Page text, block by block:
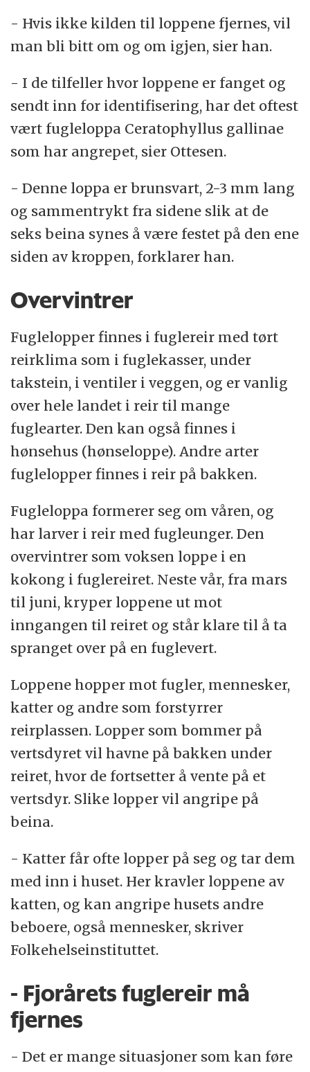
- Hvis ikke kilden til loppene fjernes, vil
man bli bitt om og om igjen, sier han.
- I de tilfeller hvor loppene er fanget og
sendt inn for identifisering, har det oftest
vært fugleloppa Ceratophyllus gallinae
som har angrepet, sier Ottesen.
- Denne loppa er brunsvart, 2-3 mm lang
og sammentrykt fra sidene slik at de
seks beina synes å være festet på den ene
siden av kroppen, forklarer han.
Overvintrer
Fuglelopper finnes i fuglereir med tørt
reirklima som i fuglekasser, under
takstein, i ventiler i veggen, og er vanlig
over hele landet i reir til mange
fuglearter. Den kan også finnes i
hønsehus (hønseloppe). Andre arter
fuglelopper finnes i reir på bakken.
Fugleloppa formerer seg om våren, og
har larver i reir med fugleunger. Den
overvintrer som voksen loppe i en
kokong i fuglereiret. Neste vår, fra mars
til juni, kryper loppene ut mot
inngangen til reiret og står klare til å ta
spranget over på en fuglevert.
Loppene hopper mot fugler, mennesker,
katter og andre som forstyrrer
reirplassen. Lopper som bommer på
vertsdyret vil havne på bakken under
reiret, hvor de fortsetter å vente på et
vertsdyr. Slike lopper vil angripe på
beina.
- Katter får ofte lopper på seg og tar dem
med inn i huset. Her kravler loppene av
katten, og kan angripe husets andre
beboere, også mennesker, skriver
Folkehelseinstituttet.
- Fjorårets fuglereir må
fjernes
- Det er mange situasjoner som kan føre